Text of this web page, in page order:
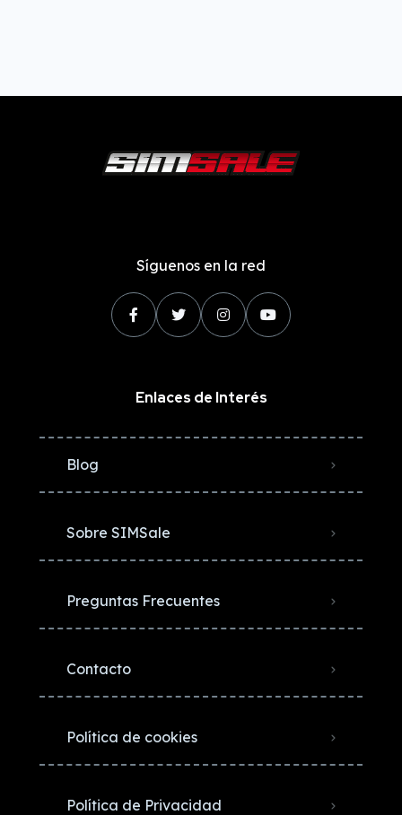
Síguenos en la red
Enlaces de Interés
Blog
Sobre SIMSale
Preguntas Frecuentes
Contacto
Política de cookies
Política de Privacidad